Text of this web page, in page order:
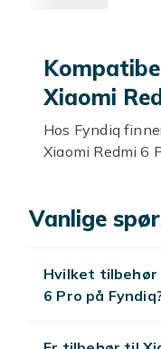
Xiaomi
Hos Fyndiq
Xiaomi Redmi 6
Kompatible
beskytter Xiaomi
Vanlige
Hvilket tilbehør
6 Pro på